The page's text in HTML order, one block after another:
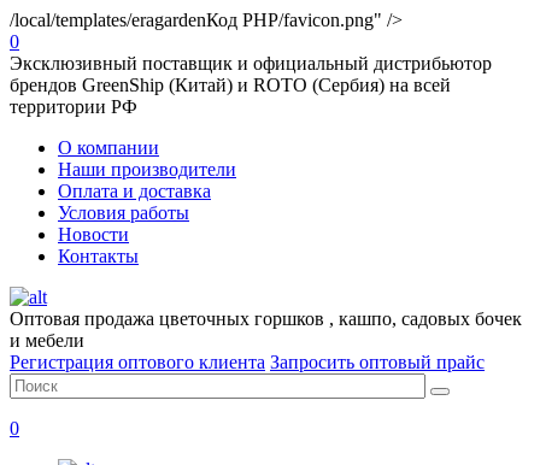
/local/templates/eragardenКод PHP/favicon.png" />
0
Эксклюзивный поставщик и официальный дистрибьютор
брендов GreenShip (Китай) и ROTO (Сербия) на всей
территории РФ
О компании
Наши производители
Оплата и доставка
Условия работы
Новости
Контакты
Оптовая продажа цветочных горшков , кашпо, садовых бочек
и мебели
Регистрация оптового клиента Запросить оптовый прайс
0